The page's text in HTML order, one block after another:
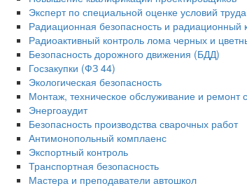
Эксперт по специальной оценке условий
Радиационная безопасность и радиационный
Радиоактивный контроль лома черных и
Безопасность дорожного движения (БДД)
Госзакупки (ФЗ 44)
Экологическая безопасность
Монтаж, техническое обслуживание и
Энергоаудит
Безопасность производства сварочных работ
Антимонопольный комплаенс
Экспортный контроль
Транспортная безопасность
Мастера и преподаватели автошкол